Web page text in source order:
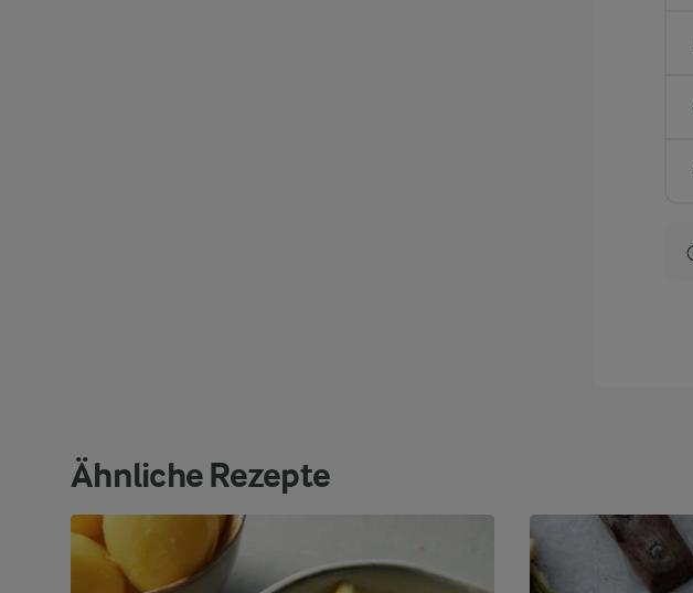
Ähnliche Rezepte